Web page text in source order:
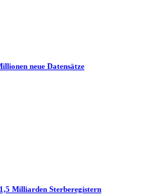
neue Datensätze
Milliarden Sterberegistern